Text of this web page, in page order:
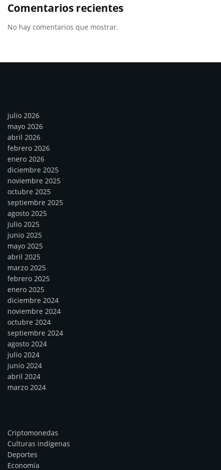
Comentarios recientes
No hay comentarios que mostrar.
julio 2026
mayo 2026
abril 2026
febrero 2026
enero 2026
diciembre 2025
noviembre 2025
octubre 2025
septiembre 2025
agosto 2025
julio 2025
junio 2025
mayo 2025
abril 2025
marzo 2025
febrero 2025
enero 2025
diciembre 2024
noviembre 2024
octubre 2024
septiembre 2024
agosto 2024
julio 2024
junio 2024
abril 2024
marzo 2024
Criptomonedas
Culturas indígenas
Deportes
Economía